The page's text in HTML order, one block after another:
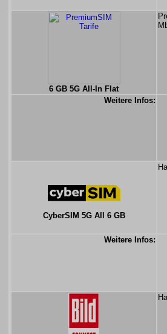
6 GB 5G All-In Flat
Weitere Infos:
CyberSIM 5G All 6 GB
Weitere Infos: